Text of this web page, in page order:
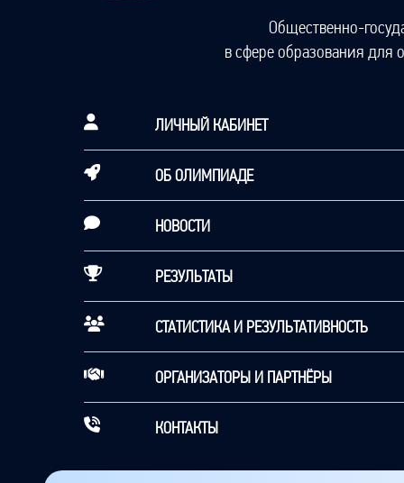
Общественно-
в сфере образования для
ЛИЧНЫЙ КАБИНЕТ
ОБ ОЛИМПИАДЕ
НОВОСТИ
РЕЗУЛЬТАТЫ
СТАТИСТИКА И РЕЗУЛЬТАТИВНОСТЬ
ОРГАНИЗАТОРЫ И ПАРТНЁРЫ
КОНТАКТЫ